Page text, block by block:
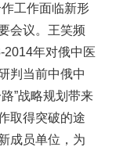
工作面临新形
会议。王笑频
2014年对俄中医
判当前中俄中
”战略规划带来
取得突破的途
成员单位，为